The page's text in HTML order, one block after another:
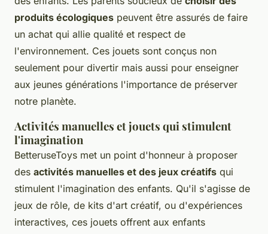
produits écologiques peuvent être assurés de faire
un achat qui allie qualité et respect de
l'environnement. Ces jouets sont conçus non
seulement pour divertir mais aussi pour enseigner
aux jeunes générations l'importance de préserver
notre planète.
Activités manuelles et jouets qui stimulent
l'imagination
BetteruseToys met un point d'honneur à proposer
des activités manuelles et des jeux créatifs qui
stimulent l'imagination des enfants. Qu'il s'agisse de
jeux de rôle, de kits d'art créatif, ou d'expériences
interactives, ces jouets offrent aux enfants